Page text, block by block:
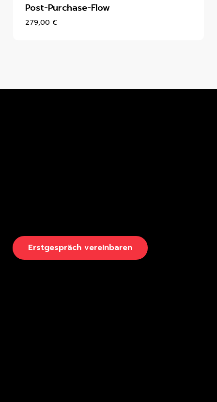
Post-Purchase-Flow
279,00 €
Erstgespräch vereinbaren